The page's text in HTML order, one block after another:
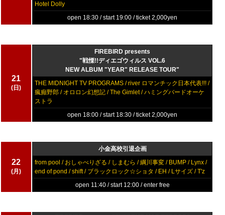
Hotel Dolly
open 18:30 / start 19:00 / ticket 2,000yen
21
(日)
FIREBIRD presents
"戦慄!!ディエゴウィルス VOL.6
NEW ALBUM "YEAR" RELEASE TOUR"
THE MIDNIGHT TV PROGRAMS / river ロマンチック日本代表!!! /
瘋癲野郎 / オロロン幻想記 / The Gimlet / ハミングバードオーケ
ストラ
open 18:00 / start 18:30 / ticket 2,000yen
22
(月)
小金高校引退企画
from pool / おしゃべりざる / しまむら / 綱川事変 / BUMP / Lynx /
end of pond / shift / ブラックロック☆ショタ / EH / Lサイズ / T'z
open 11:40 / start 12:00 / enter free